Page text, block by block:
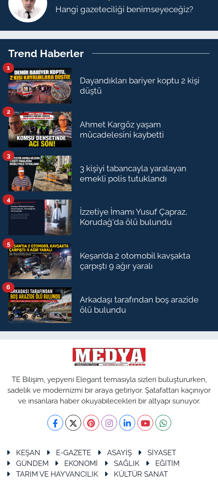
Hangi gazeteciliği benimseyeceğiz?
Trend Haberler
Dayandıkları bariyer koptu 2 kişi
düştü
1
Ahmet Kargöz yaşam
mücadelesini kaybetti
2
3 kişiyi tabancayla yaralayan
emekli polis tutuklandı
3
İzzetiye İmamı Yusuf Çapraz,
Korudağ'da ölü bulundu
4
Keşan’da 2 otomobil kavşakta
çarpıştı 9 ağır yaralı
5
Arkadaşı tarafından boş arazide
ölü bulundu
6
TE Bilişim, yepyeni Elegant temasıyla sizleri buluştururken,
sadelik ve modernizmi bir araya getiriyor. Şatafattan kaçınıyor
ve insanlara haber okuyabilecekleri bir altyapı sunuyor.
KEŞAN E-GAZETE ASAYİŞ
SİYASET
GÜNDEM
EKONOMİ SAĞLIK
EĞİTİM
TARIM VE HAYVANCILIK
KÜLTÜR SANAT